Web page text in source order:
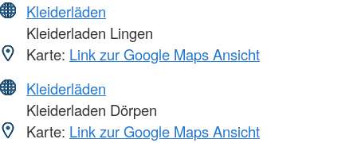
Kleiderläden
Kleiderladen Lingen
Karte: Link zur Google Maps Ansicht
Kleiderläden
Kleiderladen Dörpen
Karte: Link zur Google Maps Ansicht